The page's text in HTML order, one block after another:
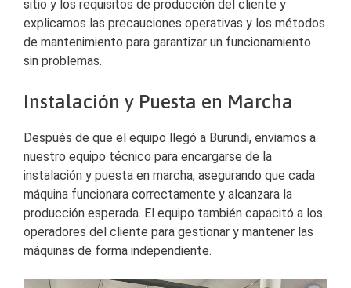
sitio y los requisitos de producción del cliente y
explicamos las precauciones operativas y los métodos
de mantenimiento para garantizar un funcionamiento
sin problemas.
Instalación y Puesta en Marcha
Después de que el equipo llegó a Burundi, enviamos a
nuestro equipo técnico para encargarse de la
instalación y puesta en marcha, asegurando que cada
máquina funcionara correctamente y alcanzara la
producción esperada. El equipo también capacitó a los
operadores del cliente para gestionar y mantener las
máquinas de forma independiente.